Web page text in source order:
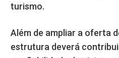
turismo.
Além de ampliar a oferta
estrutura deverá